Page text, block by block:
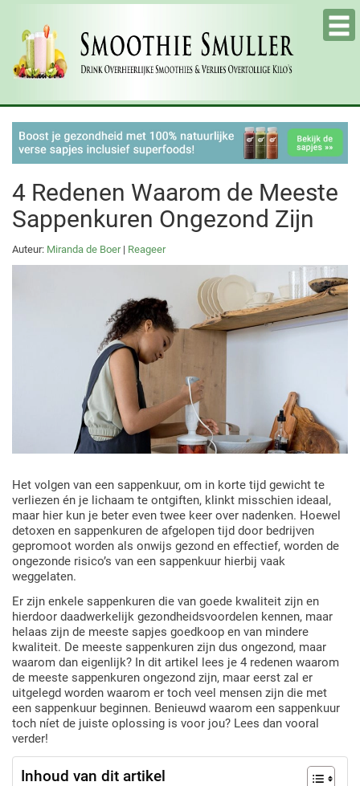
4 Redenen Waarom de Meeste
Sappenkuren Ongezond Zijn
Auteur: Miranda de Boer| Reageer
Het volgen van een sappenkuur, om in korte tijd gewicht te
verliezen én je lichaam te ontgiften, klinkt misschien ideaal,
maar hier kun je beter even twee keer over nadenken. Hoewel
detoxen en sappenkuren de afgelopen tijd door bedrijven
gepromoot worden als onwijs gezond en effectief, worden de
ongezonde risico’s van een sappenkuur hierbij vaak
weggelaten.
Er zijn enkele sappenkuren die van goede kwaliteit zijn en
hierdoor daadwerkelijk gezondheidsvoordelen kennen, maar
helaas zijn de meeste sapjes goedkoop en van mindere
kwaliteit. De meeste sappenkuren zijn dus ongezond, maar
waarom dan eigenlijk? In dit artikel lees je 4 redenen waarom
de meeste sappenkuren ongezond zijn, maar eerst zal er
uitgelegd worden waarom er toch veel mensen zijn die met
een sappenkuur beginnen. Benieuwd waarom een sappenkuur
toch níet de juiste oplossing is voor jou? Lees dan vooral
verder!
Inhoud van dit artikel